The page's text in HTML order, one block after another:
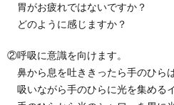
胃がお疲れではないですか？
どのように感じますか？
②呼吸に意識を向けます。
鼻から息を吐ききったら手のひら
吸いながら手のひらに光を集める